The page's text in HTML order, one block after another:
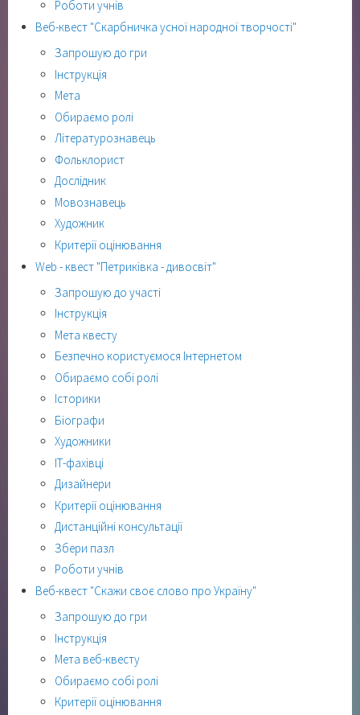
Роботи учнів
Веб-квест "Скарбничка усної народної творчості"
Запрошую до гри
Інструкція
Мета
Обираємо ролі
Літературознавець
Фольклорист
Дослідник
Мовознавець
Художник
Критерії оцінювання
Web - квест "Петриківка - дивосвіт"
Запрошую до участі
Інструкція
Мета квесту
Безпечно користуємося Інтернетом
Обираємо собі ролі
Історики
Біографи
Художники
ІТ-фахівці
Дизайнери
Критерії оцінювання
Дистанційні консультації
Збери пазл
Роботи учнів
Веб-квест "Скажи своє слово про Україну"
Запрошую до гри
Інструкція
Мета веб-квесту
Обираємо собі ролі
Критерії оцінювання